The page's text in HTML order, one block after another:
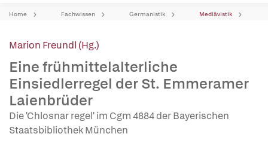
Home Fachwissen Germanistik Mediävistik
Marion Freundl (Hg.)
Eine frühmittelalterliche
Einsiedlerregel der St. Emmeramer
Laienbrüder
Die 'Chlosnar regel' im Cgm 4884 der Bayerischen
Staatsbibliothek München